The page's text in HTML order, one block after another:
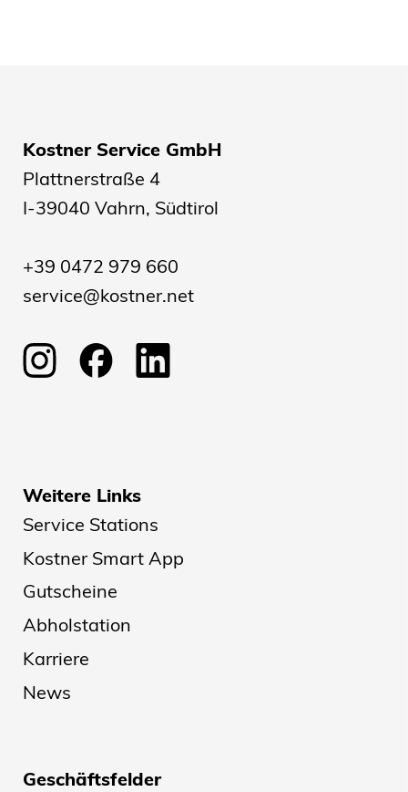
Kostner Service GmbH
Plattnerstraße 4
I-39040 Vahrn, Südtirol
+39 0472 979 660
service@kostner.net
Weitere Links
Service Stations
Kostner Smart App
Gutscheine
Abholstation
Karriere
News
Geschäftsfelder